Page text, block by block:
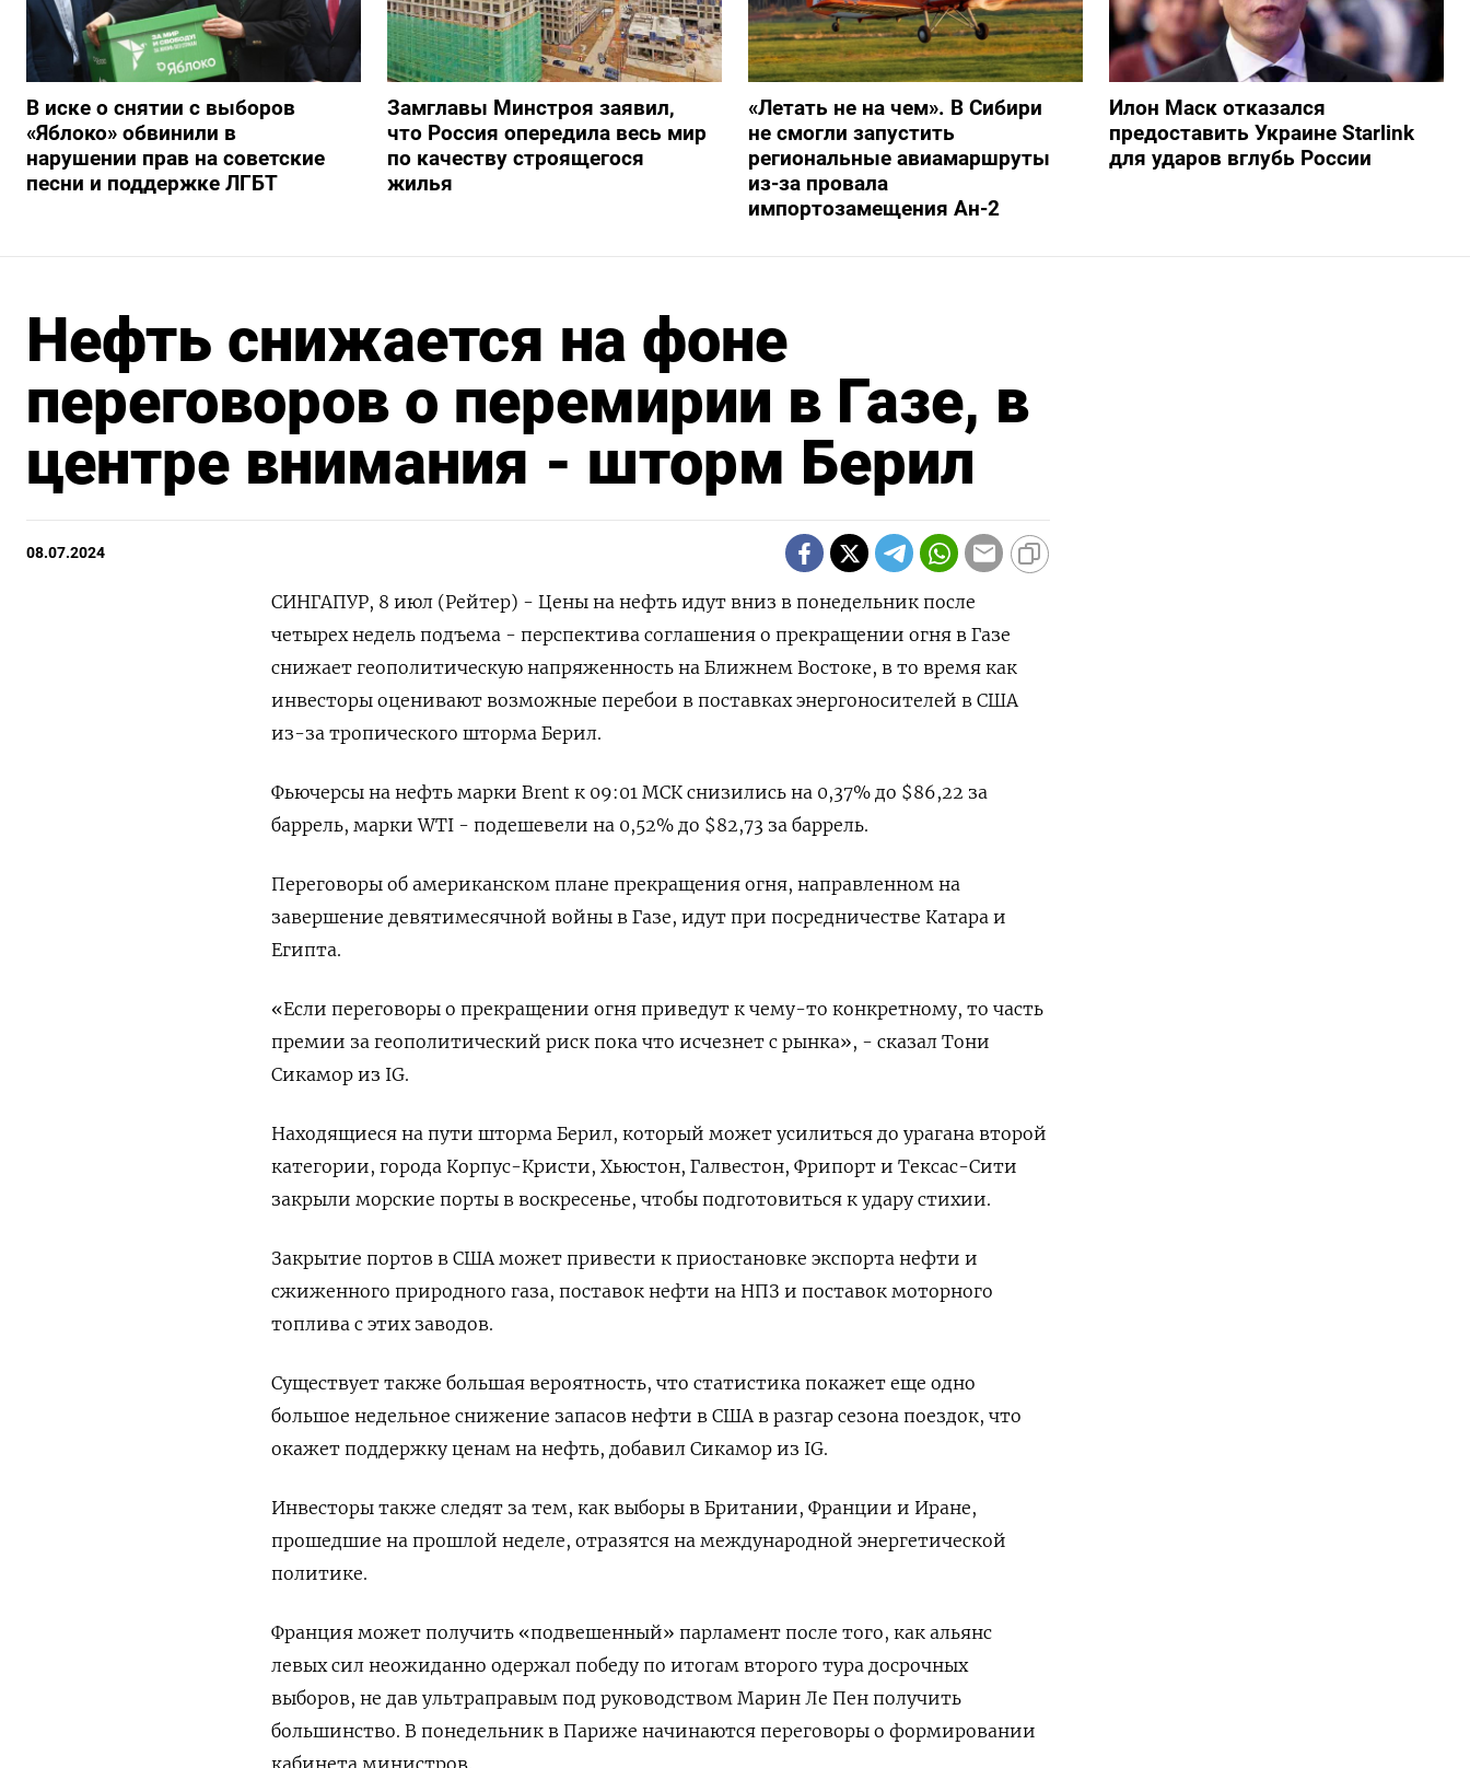
В иске о снятии с выборов
«Яблоко» обвинили в
нарушении прав на советские
песни и поддержке ЛГБТ
Замглавы Минстроя заявил,
что Россия опередила весь мир
по качеству строящегося
жилья
«Летать не на чем». В Сибири
не смогли запустить
региональные авиамаршруты
из-за провала
импортозамещения Ан-2
Илон Маск отказался
предоставить Украине Starlink
для ударов вглубь России
Нефть снижается на фоне
переговоров о перемирии в Газе, в
центре внимания - шторм Берил
08.07.2024
СИНГАПУР, 8 июл (Рейтер) - Цены на нефть идут вниз в понедельник после
четырех недель подъема - перспектива соглашения о прекращении огня в Газе
снижает геополитическую напряженность на Ближнем Востоке, в то время как
инвесторы оценивают возможные перебои в поставках энергоносителей в США
из-за тропического шторма Берил.
Фьючерсы на нефть марки Brent к 09:01 МСК снизились на 0,37% до $86,22 за
баррель, марки WTI - подешевели на 0,52% до $82,73 за баррель.
Переговоры об американском плане прекращения огня, направленном на
завершение девятимесячной войны в Газе, идут при посредничестве Катара и
Египта.
«Если переговоры о прекращении огня приведут к чему-то конкретному, то часть
премии за геополитический риск пока что исчезнет с рынка», - сказал Тони
Сикамор из IG.
Находящиеся на пути шторма Берил, который может усилиться до урагана второй
категории, города Корпус-Кристи, Хьюстон, Галвестон, Фрипорт и Тексас-Сити
закрыли морские порты в воскресенье, чтобы подготовиться к удару стихии.
Закрытие портов в США может привести к приостановке экспорта нефти и
сжиженного природного газа, поставок нефти на НПЗ и поставок моторного
топлива с этих заводов.
Существует также большая вероятность, что статистика покажет еще одно
большое недельное снижение запасов нефти в США в разгар сезона поездок, что
окажет поддержку ценам на нефть, добавил Сикамор из IG.
Инвесторы также следят за тем, как выборы в Британии, Франции и Иране,
прошедшие на прошлой неделе, отразятся на международной энергетической
политике.
Франция может получить «подвешенный» парламент после того, как альянс
левых сил неожиданно одержал победу по итогам второго тура досрочных
выборов, не дав ультраправым под руководством Марин Ле Пен получить
большинство. В понедельник в Париже начинаются переговоры о формировании